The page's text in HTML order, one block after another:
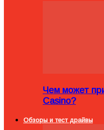
Чем может
Casino?
Обзоры и тест драйвы